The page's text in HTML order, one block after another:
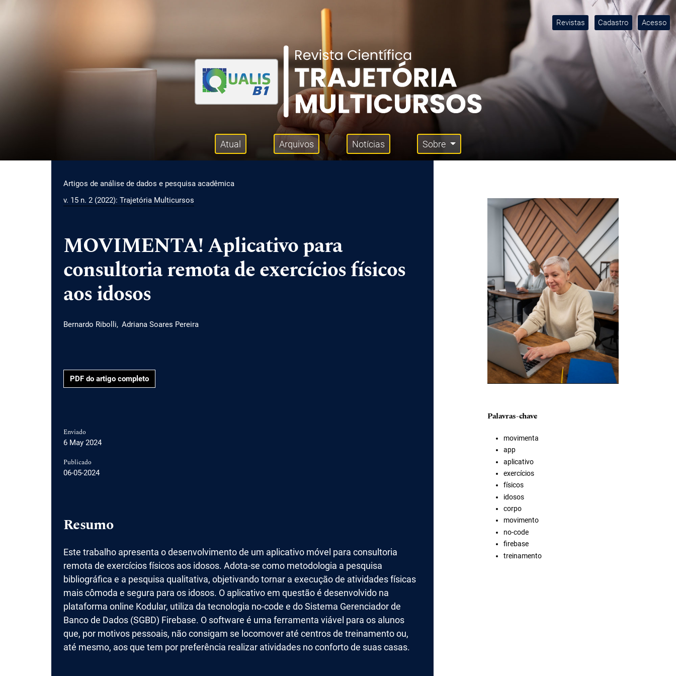
Revistas Cadastro Acesso
Menu principal Atual Arquivos Notícias Sobre
Artigos de análise de dados e pesquisa acadêmica
v. 15 n. 2 (2022): Trajetória Multicursos
MOVIMENTA! Aplicativo para
consultoria remota de exercícios físicos
aos idosos
Bernardo Ribolli Adriana Soares Pereira
PDF do artigo completo
Enviado
6 May 2024
Publicado
06-05-2024
Resumo
Este trabalho apresenta o desenvolvimento de um aplicativo móvel para consultoria
remota de exercícios físicos aos idosos. Adota-se como metodologia a pesquisa
bibliográfica e a pesquisa qualitativa, objetivando tornar a execução de atividades físicas
mais cômoda e segura para os idosos. O aplicativo em questão é desenvolvido na
plataforma online Kodular, utiliza da tecnologia no-code e do Sistema Gerenciador de
Banco de Dados (SGBD) Firebase. O software é uma ferramenta viável para os alunos
que, por motivos pessoais, não consigam se locomover até centros de treinamento ou,
até mesmo, aos que tem por preferência realizar atividades no conforto de suas casas.
Imagem de capa
Palavras-chave
movimenta
app
aplicativo
exercícios
físicos
idosos
corpo
movimento
no-code
firebase
treinamento